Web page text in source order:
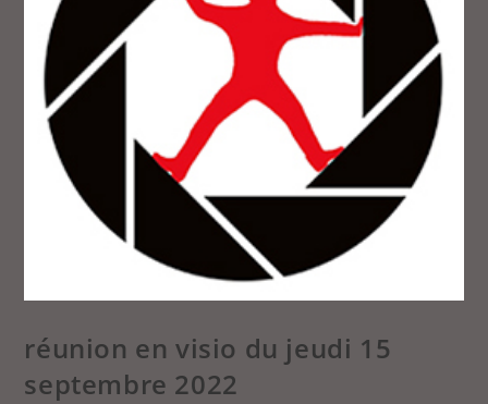
réunion en visio du jeudi 15
septembre 2022